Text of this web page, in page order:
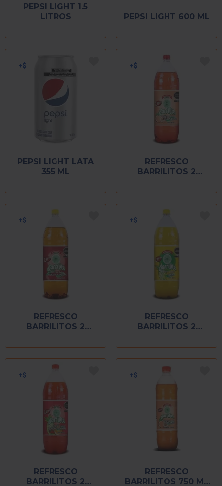
PEPSI LIGHT 1.5
LITROS
PEPSI LIGHT 600 ML
PEPSI LIGHT LATA
355 ML
REFRESCO
BARRILITOS 2
REFRESCO
BARRILITOS 2
REFRESCO
BARRILITOS 2
REFRESCO
BARRILITOS 2
REFRESCO
BARRILITOS 750 ML